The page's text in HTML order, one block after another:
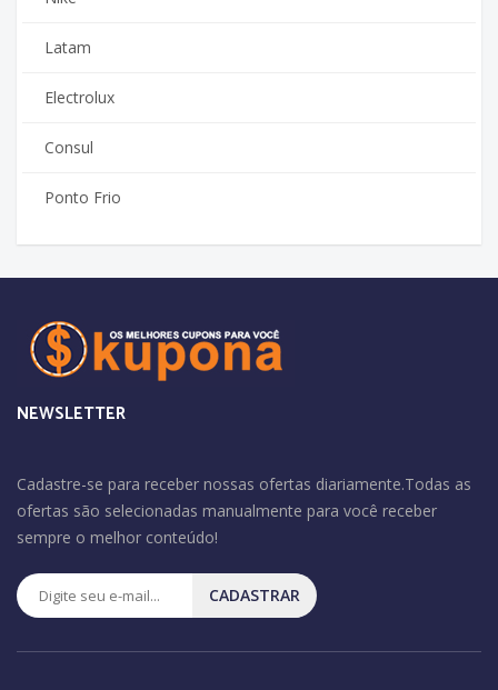
Latam
Electrolux
Consul
Ponto Frio
NEWSLETTER
Cadastre-se para receber nossas ofertas diariamente.Todas as
ofertas são selecionadas manualmente para você receber
sempre o melhor conteúdo!
CADASTRAR